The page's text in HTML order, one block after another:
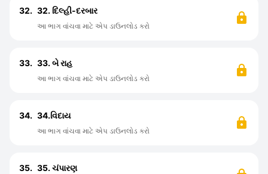
32. 32. દિલ્હી-દરબાર
આ ભાગ વાંચવા માટે એપ ડાઉનલોડ કરો
33. 33. બે રાહ
આ ભાગ વાંચવા માટે એપ ડાઉનલોડ કરો
34. 34.વિદાય
આ ભાગ વાંચવા માટે એપ ડાઉનલોડ કરો
35. 35. ચંપારણ